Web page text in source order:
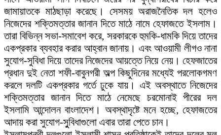
জামায়াতকে মাঠছাড়া করেছে। সেসময় অরাজনৈতিক দল হলেও
নিজেদের শক্তিমত্তার জানান দিতে মাঠে নামে হেফাজতে ইসলাম।
তারা বিভিন্ন সভা-সমাবেশ করে, সরকারকে হুমকি-ধামকি দিয়ে তাদের
একপ্রকার ব্যবহার করার আহ্বান জানায়। এবং আওয়ামী লীগও নানা
সুযোগ-সুবিধা দিয়ে তাদের নিজেদের আয়ত্তে নিয়ে নেয়। হেফজাতের
প্রধান দুই নেতা শফী-বাবুনগরী অল্প কিছুদিনের মধ্যেই পরলোকগমণ
করলে দলটি একপ্রকার গর্তে ঢুকে যায়। এই অবস্থাতে নিজেদের
শক্তিমত্তার জানান দিতে মাঠে নেমেছে চরমোনাই পীরের দল
ইসলামি আন্দোলন বাংলাদেশ। অবস্থাদৃষ্টে মনে হচ্ছে, হেফাজতের
আদায় করা সুযোগ-সুুবিধাগুলো এবার তারা পেতে চান।